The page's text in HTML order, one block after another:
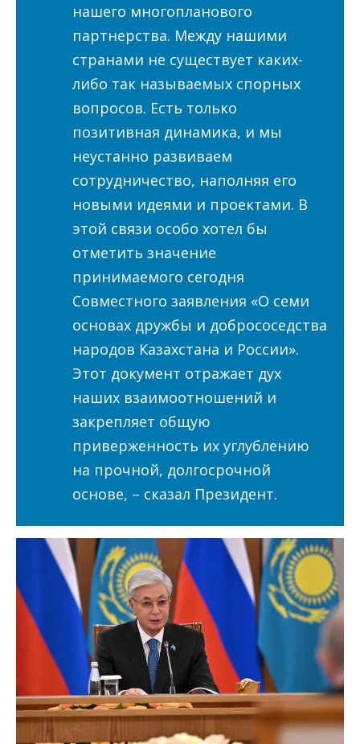
нашего многопланового
партнерства. Между нашими
странами не существует каких-
либо так называемых спорных
вопросов. Есть только
позитивная динамика, и мы
неустанно развиваем
сотрудничество, наполняя его
новыми идеями и проектами. В
этой связи особо хотел бы
отметить значение
принимаемого сегодня
Совместного заявления «О семи
основах дружбы и добрососедства
народов Казахстана и России».
Этот документ отражает дух
наших взаимоотношений и
закрепляет общую
приверженность их углублению
на прочной, долгосрочной
основе, – сказал Президент.